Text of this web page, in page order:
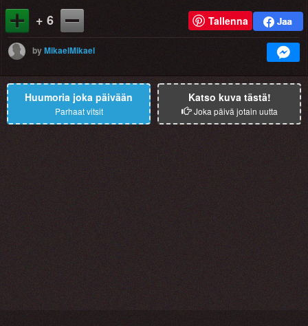
+ 6 Tallenna
byMikaelMikael
Huumoria joka päivään
Parhaat vitsit
Katso kuva tästä!
Joka päivä jotain uutta